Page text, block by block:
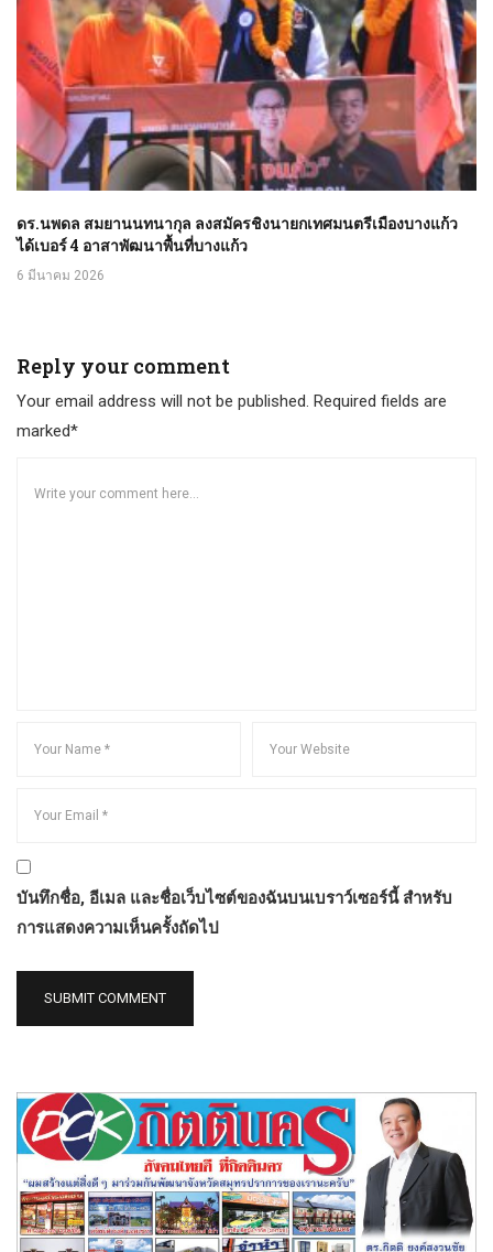
ดร.นพดล สมยานนทนากุล ลงสมัครชิงนายกเทศมนตรีเมืองบางแก้ว
ได้เบอร์ 4 อาสาพัฒนาพื้นที่บางแก้ว
6 มีนาคม 2026
Reply your comment
Your email address will not be published. Required fields are
marked*
บันทึกชื่อ, อีเมล และชื่อเว็บไซต์ของฉันบนเบราว์เซอร์นี้ สำหรับ
การแสดงความเห็นครั้งถัดไป